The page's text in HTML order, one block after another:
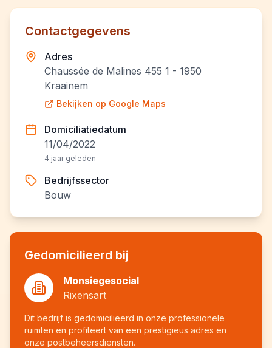
Contactgegevens
Adres
Chaussée de Malines 455 1 - 1950
Kraainem
Bekijken op Google Maps
Domiciliatiedatum
11/04/2022
4 jaar geleden
Bedrijfssector
Bouw
Gedomicilieerd bij
Monsiegesocial
Rixensart
Dit bedrijf is gedomicilieerd in onze professionele
ruimten en profiteert van een prestigieus adres en
onze postbeheersdiensten.